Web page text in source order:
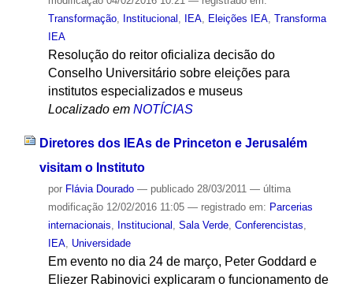
Transformação, Institucional IEA, Eleições IEA, Transforma
IEA
Resolução do reitor oficializa decisão do
Conselho Universitário sobre eleições para
institutos especializados e museus
Localizado em NOTÍCIAS
Diretores dos IEAs de Princeton e Jerusalém
visitam o Instituto
por Flávia Dourado — publicado28/03/2011 — última
modificação12/02/2016 11:05 — registrado em: Parcerias
internacionais
Institucional Sala Verde, Conferencistas
IEA, Universidade
Em evento no dia 24 de março, Peter Goddard e
Eliezer Rabinovici explicaram o funcionamento de